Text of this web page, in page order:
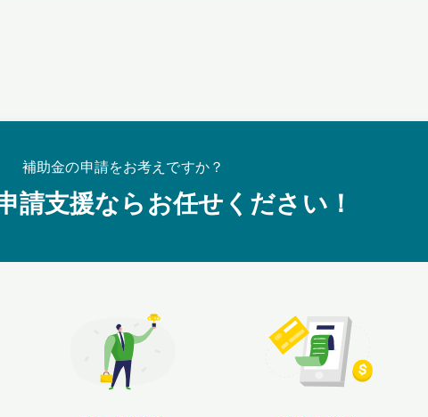
補助金の申請をお考えですか？
請支援ならお任せください！